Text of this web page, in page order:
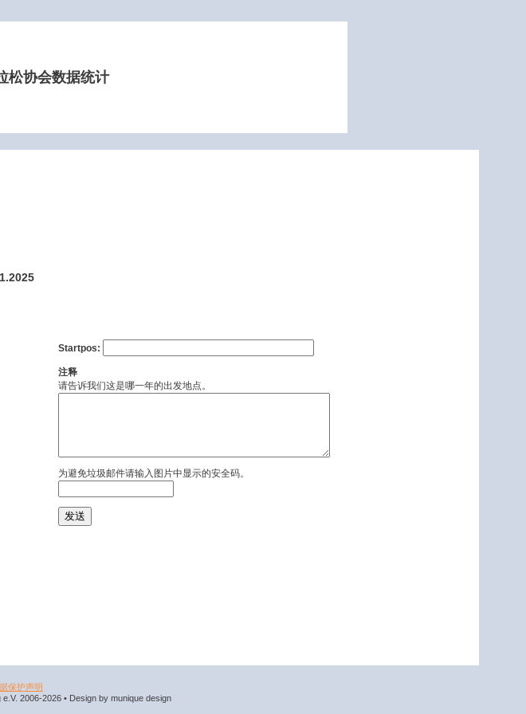
松协会数据统计
Startpos:
注释
请告诉我们这是哪一年的出发地点。
为避免垃圾邮件请输入图片中显示的安全码。
保护​声明
2006-2026 • Design by munique design